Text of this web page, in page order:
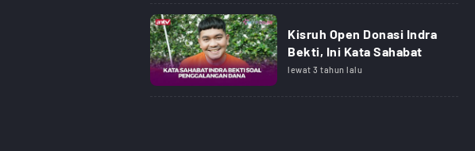
Kisruh Open Donasi Indra
Bekti, Ini Kata Sahabat
lewat 3 tahun lalu